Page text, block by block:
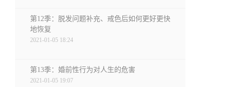
第12季：脱发问题补充、戒色后如何更好更快
地恢复
2021-01-05 18:24
第13季：婚前性行为对人生的危害
2021-01-05 19:07